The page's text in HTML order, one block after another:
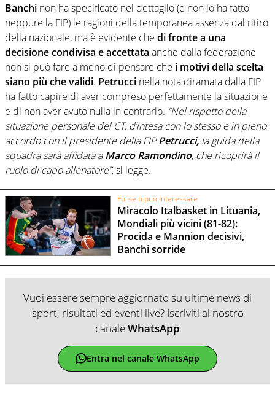
Banchi non ha specificato nel dettaglio (e non lo ha fatto
neppure la FIP) le ragioni della temporanea assenza dal ritiro
della nazionale, ma è evidente che di fronte a una
decisione condivisa e accettata anche dalla federazione
non si può fare a meno di pensare che i motivi della scelta
siano più che validi. Petrucci nella nota diramata dalla FIP
ha fatto capire di aver compreso perfettamente la situazione
e di non aver avuto nulla in contrario. “Nel rispetto della
situazione personale del CT, d’intesa con lo stesso e in pieno
accordo con il presidente della FIPPetrucci, la guida della
squadra sarà affidata aMarco Ramondino, che ricoprirà il
ruolo di capo allenatore”, si legge.
Forse ti può interessare
Miracolo Italbasket in Lituania,
Mondiali più vicini (81-82):
Procida e Mannion decisivi,
Banchi sorride
Vuoi essere sempre aggiornato su ultime news di
sport, risultati ed eventi live? Iscriviti al nostro
canaleWhatsApp
Entra nel canale WhatsApp